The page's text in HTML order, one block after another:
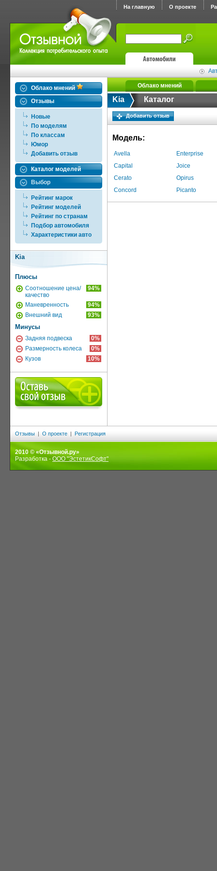
На главную О проекте
Облако мнений
Отзывы
Новые
По моделям
По классам
Юмор
Добавить отзыв
Каталог моделей
Выбор
Рейтинг марок
Рейтинг моделей
Рейтинг по странам
Подбор автомобиля
Характеристики авто
Kia
Плюсы
Соотношение цена/
качество
94%
Маневренность
94%
Внешний вид
93%
Минусы
Задняя подвеска
0%
Размерность колеса
0%
Кузов
10%
Облако мнений
Kia Каталог
Добавить отзыв
Модель:
Avella
Capital
Cerato
Concord
Enterprise
Joice
Opirus
Picanto
Отзывы | О проекте | Регистрация
2010 © «Отзывной.ру»
Разработка - ООО "ЭстетикСофт"